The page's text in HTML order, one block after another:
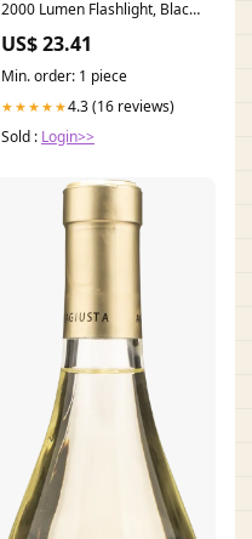
2000 Lumen Flashlight, Black
US$ 23.41
Min. order: 1 piece
★★★★★4.3 (16 reviews)
Sold : Login>>